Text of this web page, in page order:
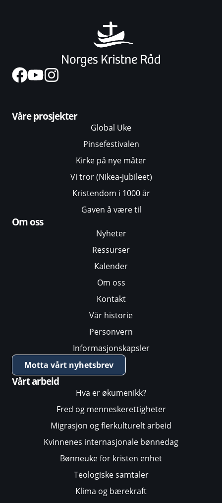
Våre prosjekter
Global Uke
Pinsefestivalen
Kirke på nye måter
Vi tror (Nikea-jubileet)
Kristendom i 1000 år
Gaven å være til
Om oss
Nyheter
Ressurser
Kalender
Om oss
Kontakt
Vår historie
Personvern
Informasjonskapsler
Motta vårt nyhetsbrev
Vårt arbeid
Hva er økumenikk?
Fred og menneskerettigheter
Migrasjon og flerkulturelt arbeid
Kvinnenes internasjonale bønnedag
Bønneuke for kristen enhet
Teologiske samtaler
Klima og bærekraft